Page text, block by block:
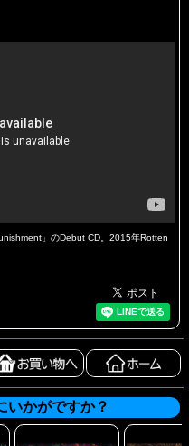
」のDebut CD。2015年Rotten
いかがですか？